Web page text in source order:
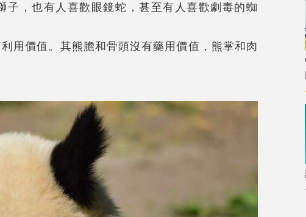
，也有人喜歡眼鏡蛇，甚至有人喜歡劇毒的蜘
用價值。其熊膽和骨頭沒有藥用價值，熊掌和肉